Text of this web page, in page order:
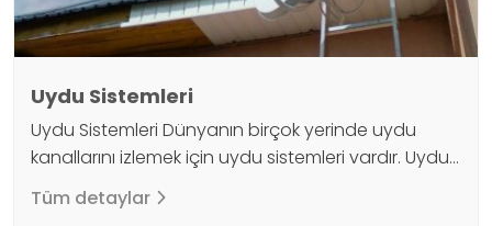
Uydu Sistemleri
Uydu Sistemleri Dünyanın birçok yerinde uydu
kanallarını izlemek için uydu sistemleri vardır. Uydu
kanallarını izlemek için yörüngeye yerleştirilen
uydular, dünya yüzeyinden 36 Bin kilometre
Tüm detaylar